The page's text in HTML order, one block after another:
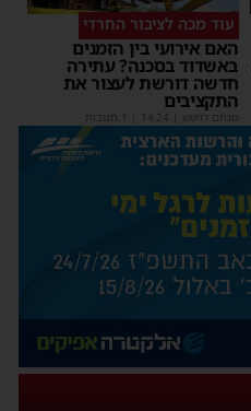
עוד מכה לציבור החרדי
האם אירועי בין הזמנים
באשדוד בסכנה? עתירה
חדשה דורשת לעצור את
התקציבים
מנחם דויטש 14:24